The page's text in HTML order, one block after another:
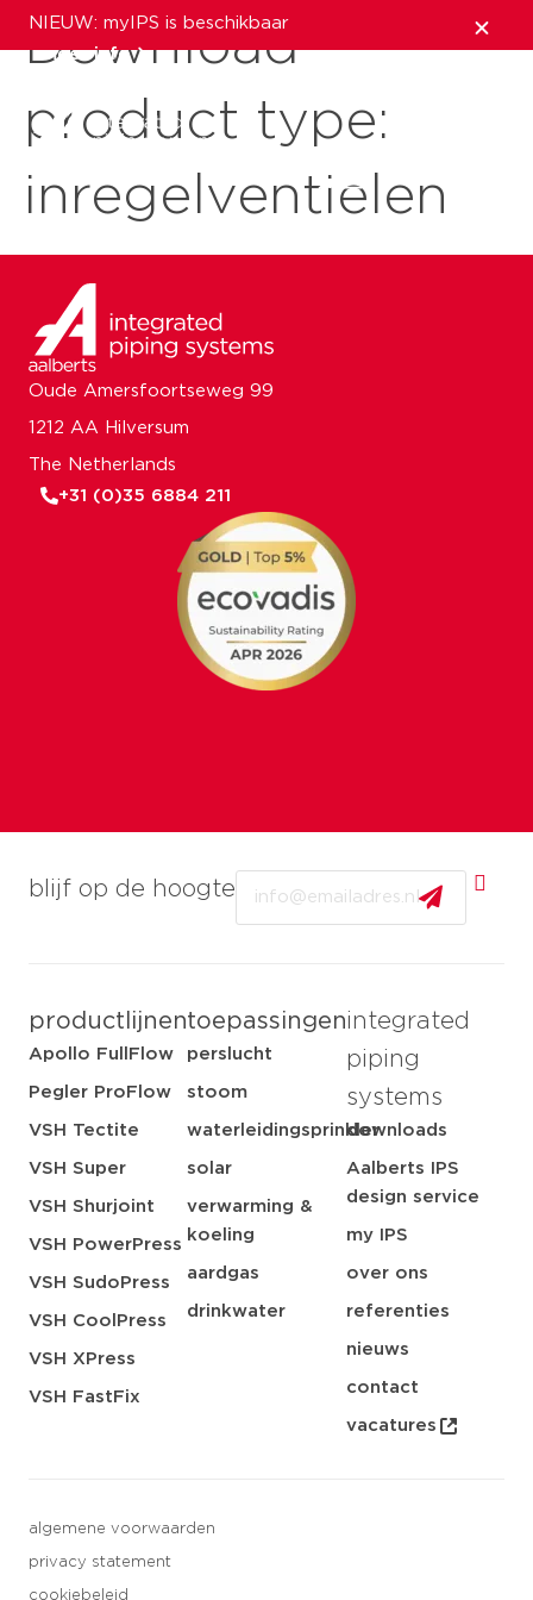
NIEUW: myIPS is beschikbaar
meer info
sluiten
Download
product type:
inregelventielen
blijf op de hoogte
productlijnen
Apollo FullFlow
Pegler ProFlow
VSH Tectite
VSH Super
VSH Shurjoint
VSH PowerPress
VSH SudoPress
VSH CoolPress
VSH XPress
VSH FastFix
toepassingen
perslucht
stoom
waterleidingsprinkler
solar
verwarming &
koeling
aardgas
drinkwater
integrated
piping
systems
downloads
Aalberts IPS
design service
my IPS
over ons
referenties
nieuws
contact
vacatures
algemene voorwaarden
privacy statement
cookiebeleid
Oude Amersfoortseweg 99
1212 AA Hilversum
The Netherlands
+31 (0)35 6884 211